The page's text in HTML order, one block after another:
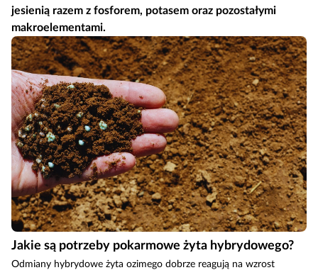
jesienią razem z fosforem, potasem oraz pozostałymi
makroelementami.
Jakie są potrzeby pokarmowe żyta hybrydowego?
Odmiany hybrydowe żyta ozimego dobrze reagują na wzrost